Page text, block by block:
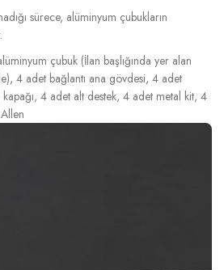
sürece, alüminyum çubukların
çubuk (İlan başlığında yer alan
4 adet bağlantı ana gövdesi, 4 adet
4 adet alt destek, 4 adet metal kit, 4